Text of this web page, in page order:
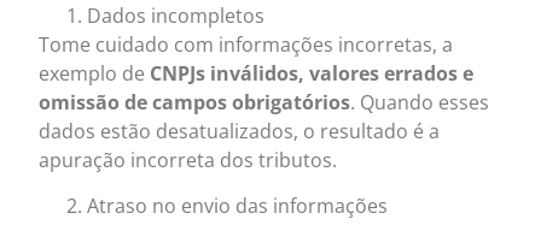
Dados incompletos
Tome cuidado com informações incorretas, a
exemplo de CNPJs inválidos, valores errados e
omissão de campos obrigatórios. Quando esses
dados estão desatualizados, o resultado é a
apuração incorreta dos tributos.
Atraso no envio das informações